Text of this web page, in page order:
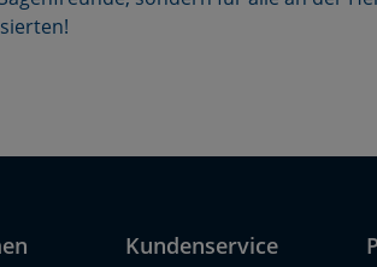
Kundenservice